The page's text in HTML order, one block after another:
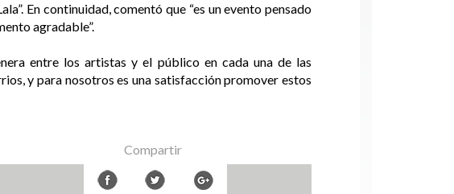
En continuidad, comentó que “es un evento pensado
agradable”.
entre los artistas y el público en cada una de las
y para nosotros es una satisfacción promover estos
Compartir